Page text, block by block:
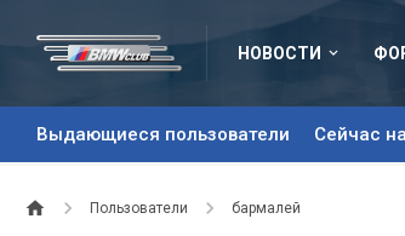
НОВОСТИ
Выдающиеся пользователи Сейчас
Пользователи бармалей